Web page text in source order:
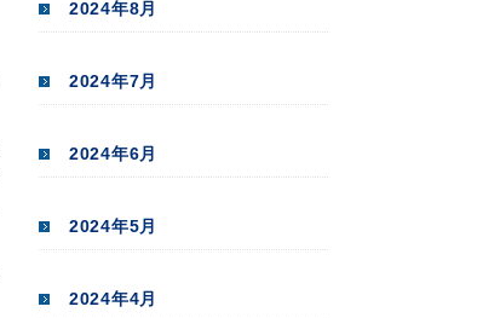
2024年8月
2024年7月
2024年6月
2024年5月
2024年4月